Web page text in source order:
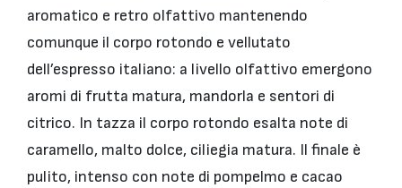
aromatico e retro olfattivo mantenendo
comunque il corpo rotondo e vellutato
dell’espresso italiano: a livello olfattivo emergono
aromi di frutta matura, mandorla e sentori di
citrico. In tazza il corpo rotondo esalta note di
caramello, malto dolce, ciliegia matura. Il finale è
pulito, intenso con note di pompelmo e cacao